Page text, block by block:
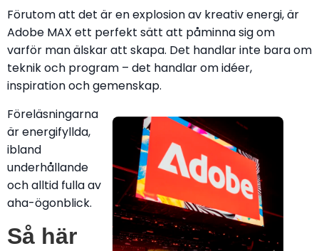
Förutom att det är en explosion av kreativ energi, är
Adobe MAX ett perfekt sätt att påminna sig om
varför man älskar att skapa. Det handlar inte bara om
teknik och program – det handlar om idéer,
inspiration och gemenskap.
Föreläsningarna
är energifyllda,
ibland
underhållande
och alltid fulla av
aha-ögonblick.
Så här